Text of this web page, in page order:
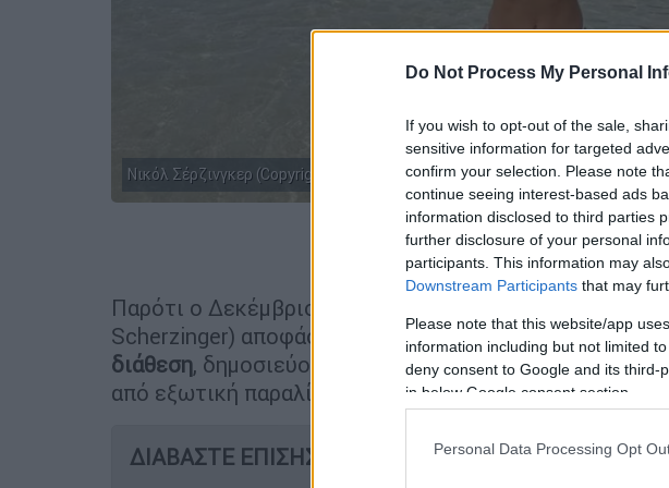
Do Not Process My Personal
If you wish to opt-out of the sale,
sensitive information for targeted
confirm your selection. Please note
continue seeing interest-based ads
information disclosed to third parties
further disclosure of your personal
participants. This information may
Downstream Participants that may
Please note that this website/app
information including but not limited
deny consent to Google and its
in below Google consent section.
Personal Data Processing Opt
Νικόλ Σέρζινγκερ (Copyright:Instagram)
Προσθέστε το ΕΘΝΟΣ στη
Παρότι ο Δεκέμβριος βρίσκεται προ των πυλών, η
Scherzinger) αποφάσισε να μεταφέρειστους followers
διάθεση, δημοσιεύοντας στο Instagram μια σειρά από
από εξωτική παραλία.
ΔΙΑΒΑΣΤΕ ΕΠΙΣΗΣ